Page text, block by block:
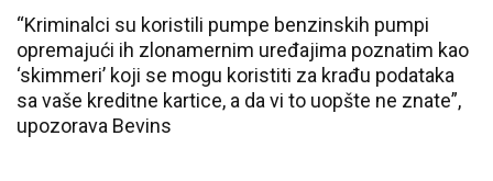
“Kriminalci su koristili pumpe benzinskih pumpi
opremajući ih zlonamernim uređajima poznatim kao
‘skimmeri’ koji se mogu koristiti za krađu podataka
sa vaše kreditne kartice, a da vi to uopšte ne znate”,
upozorava Bevins